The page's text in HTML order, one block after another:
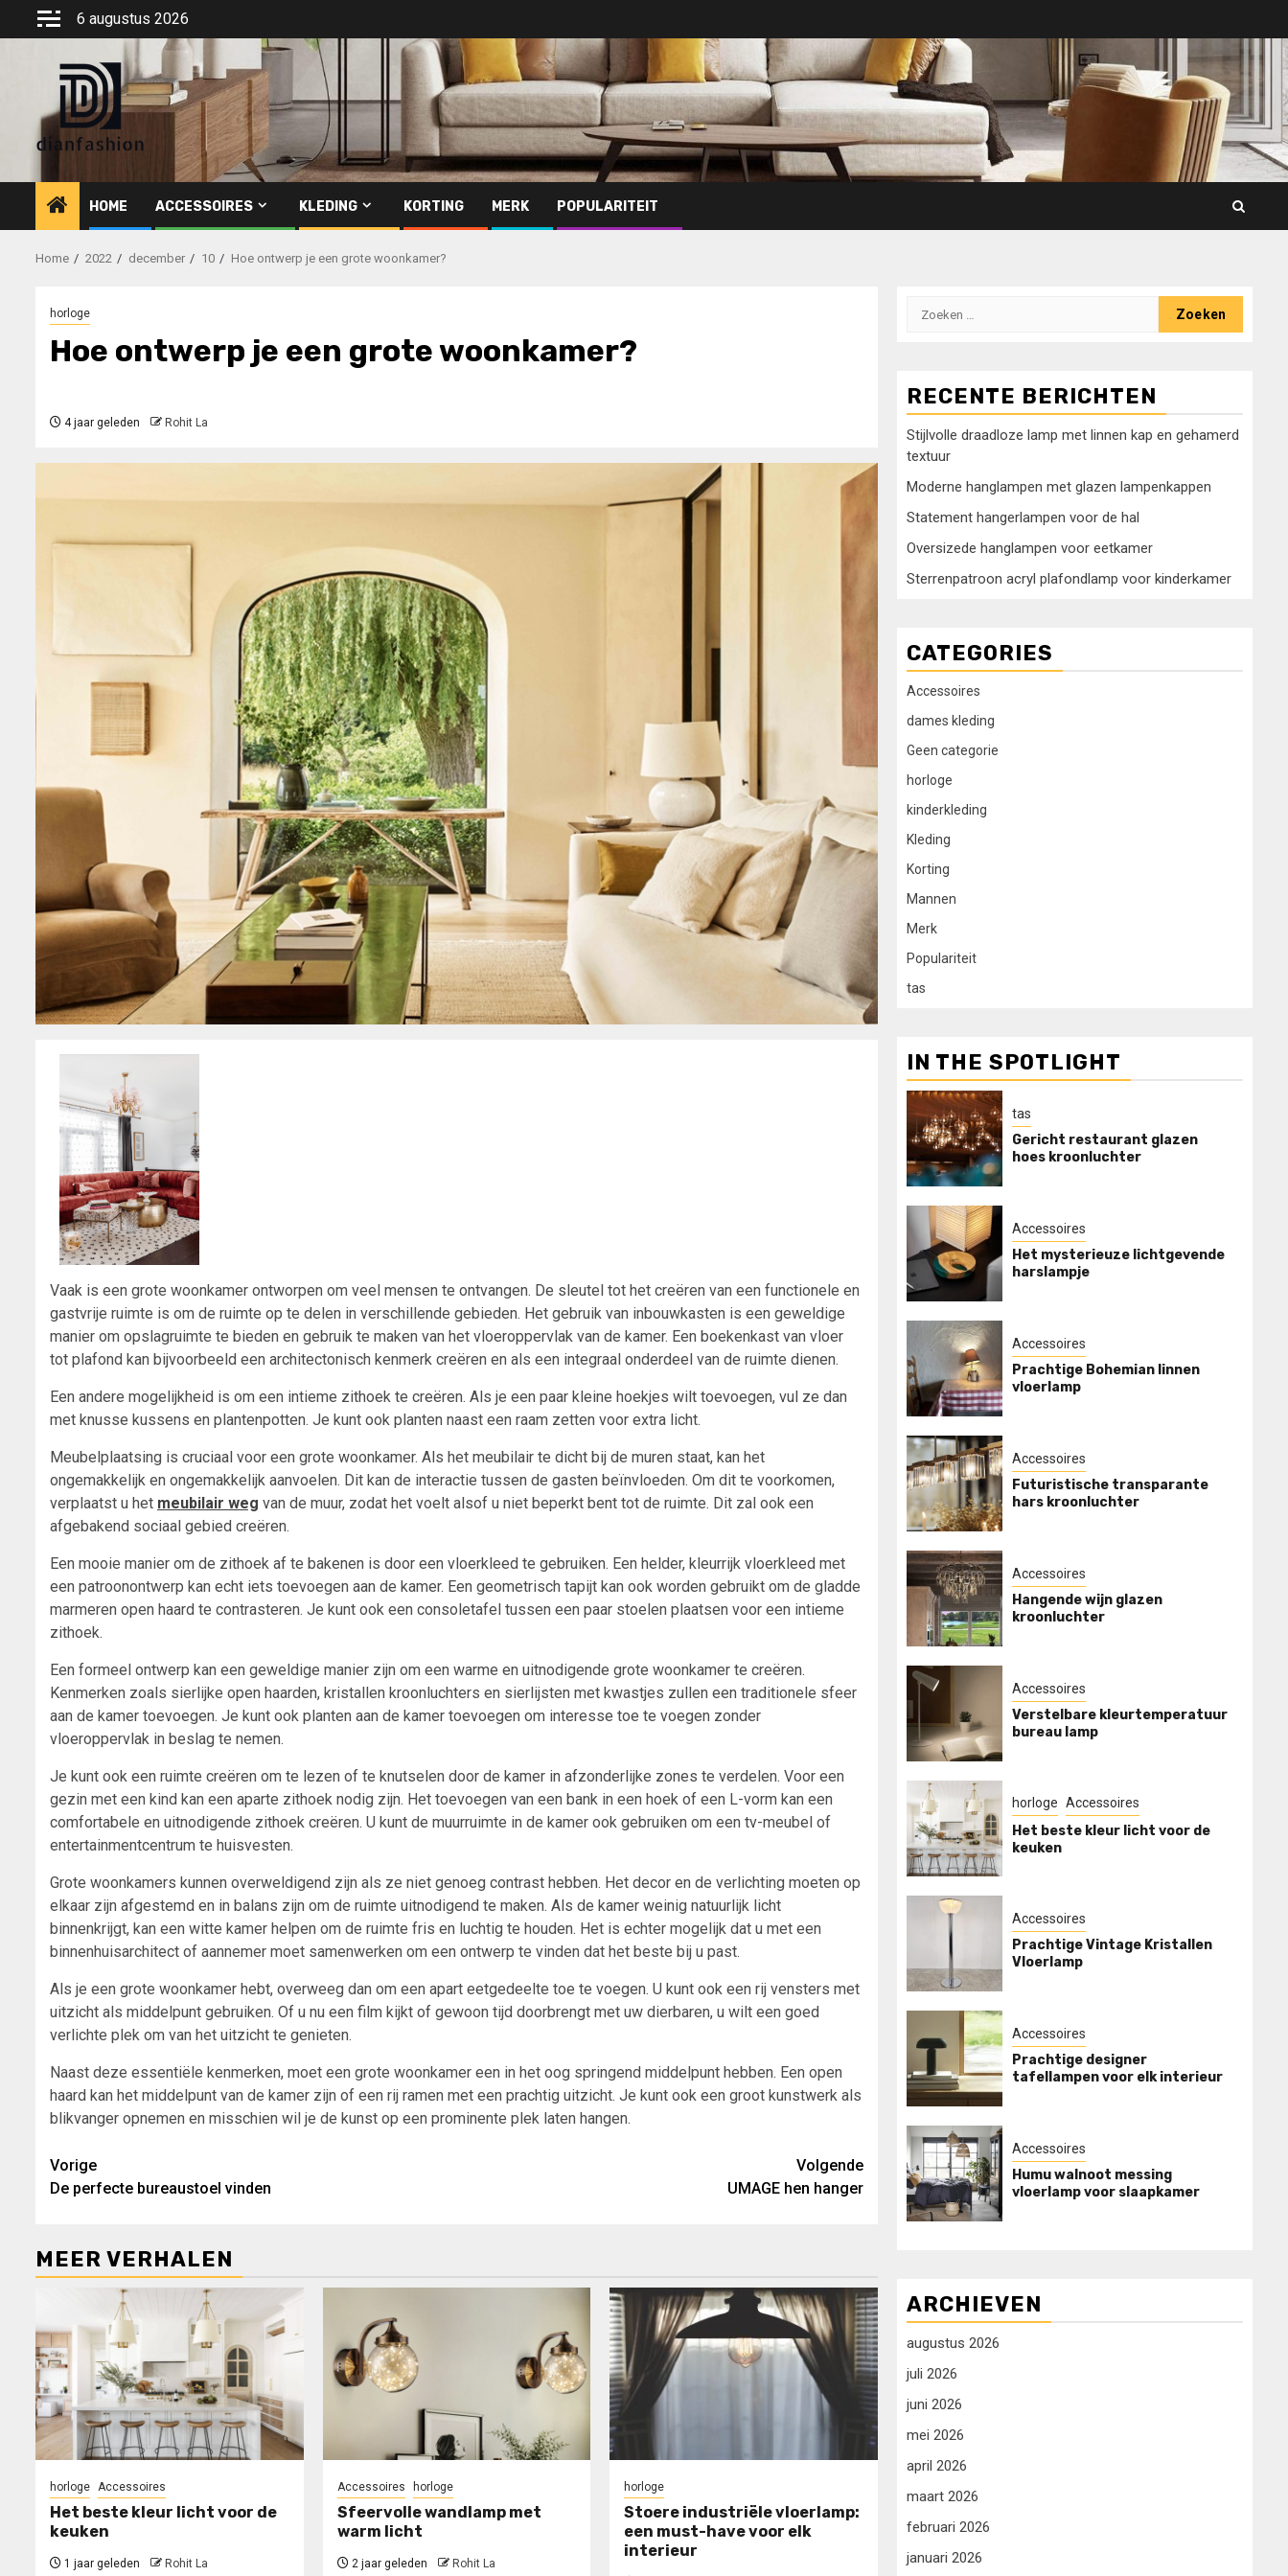
6 augustus 2026
HOME ACCESSOIRES KLEDING KORTING MERK POPULARITEIT
Home 2022 december 10 Hoe ontwerp je een grote woonkamer?
horloge
Hoe ontwerp je een grote woonkamer?
4 jaar geleden Rohit La
Vaak is een grote woonkamer ontworpen om veel mensen te ontvangen. De sleutel tot het creëren van een functionele en
gastvrije ruimte is om de ruimte op te delen in verschillende gebieden. Het gebruik van inbouwkasten is een geweldige
manier om opslagruimte te bieden en gebruik te maken van het vloeroppervlak van de kamer. Een boekenkast van vloer
tot plafond kan bijvoorbeeld een architectonisch kenmerk creëren en als een integraal onderdeel van de ruimte dienen.
Een andere mogelijkheid is om een intieme zithoek te creëren. Als je een paar kleine hoekjes wilt toevoegen, vul ze dan
met knusse kussens en plantenpotten. Je kunt ook planten naast een raam zetten voor extra licht.
Meubelplaatsing is cruciaal voor een grote woonkamer. Als het meubilair te dicht bij de muren staat, kan het
ongemakkelijk en ongemakkelijk aanvoelen. Dit kan de interactie tussen de gasten beïnvloeden. Om dit te voorkomen,
verplaatst u het meubilair weg van de muur, zodat het voelt alsof u niet beperkt bent tot de ruimte. Dit zal ook een
afgebakend sociaal gebied creëren.
Een mooie manier om de zithoek af te bakenen is door een vloerkleed te gebruiken. Een helder, kleurrijk vloerkleed met
een patroonontwerp kan echt iets toevoegen aan de kamer. Een geometrisch tapijt kan ook worden gebruikt om de gladde
marmeren open haard te contrasteren. Je kunt ook een consoletafel tussen een paar stoelen plaatsen voor een intieme
zithoek.
Een formeel ontwerp kan een geweldige manier zijn om een warme en uitnodigende grote woonkamer te creëren.
Kenmerken zoals sierlijke open haarden, kristallen kroonluchters en sierlijsten met kwastjes zullen een traditionele sfeer
aan de kamer toevoegen. Je kunt ook planten aan de kamer toevoegen om interesse toe te voegen zonder
vloeroppervlak in beslag te nemen.
Je kunt ook een ruimte creëren om te lezen of te knutselen door de kamer in afzonderlijke zones te verdelen. Voor een
gezin met een kind kan een aparte zithoek nodig zijn. Het toevoegen van een bank in een hoek of een L-vorm kan een
comfortabele en uitnodigende zithoek creëren. U kunt de muurruimte in de kamer ook gebruiken om een tv-meubel of
entertainmentcentrum te huisvesten.
Grote woonkamers kunnen overweldigend zijn als ze niet genoeg contrast hebben. Het decor en de verlichting moeten op
elkaar zijn afgestemd en in balans zijn om de ruimte uitnodigend te maken. Als de kamer weinig natuurlijk licht
binnenkrijgt, kan een witte kamer helpen om de ruimte fris en luchtig te houden. Het is echter mogelijk dat u met een
binnenhuisarchitect of aannemer moet samenwerken om een ontwerp te vinden dat het beste bij u past.
Als je een grote woonkamer hebt, overweeg dan om een apart eetgedeelte toe te voegen. U kunt ook een rij vensters met
uitzicht als middelpunt gebruiken. Of u nu een film kijkt of gewoon tijd doorbrengt met uw dierbaren, u wilt een goed
verlichte plek om van het uitzicht te genieten.
Naast deze essentiële kenmerken, moet een grote woonkamer een in het oog springend middelpunt hebben. Een open
haard kan het middelpunt van de kamer zijn of een rij ramen met een prachtig uitzicht. Je kunt ook een groot kunstwerk als
blikvanger opnemen en misschien wil je de kunst op een prominente plek laten hangen.
Bericht
navigatie
Vorige
De perfecte bureaustoel vinden
Volgende
UMAGE hen hanger
MEER VERHALEN
horloge Accessoires
Het beste kleur licht voor de
keuken
1 jaar geleden Rohit La
Accessoires horloge
Sfeervolle wandlamp met
warm licht
2 jaar geleden Rohit La
horloge
Stoere industriële vloerlamp:
een must-have voor elk
interieur
Zoeken
RECENTE BERICHTEN
Stijlvolle draadloze lamp met linnen kap en gehamerd
textuur
Moderne hanglampen met glazen lampenkappen
Statement hangerlampen voor de hal
Oversizede hanglampen voor eetkamer
Sterrenpatroon acryl plafondlamp voor kinderkamer
CATEGORIES
Accessoires
dames kleding
Geen categorie
horloge
kinderkleding
Kleding
Korting
Mannen
Merk
Populariteit
tas
IN THE SPOTLIGHT
tas
Gericht restaurant glazen
hoes kroonluchter
Accessoires
Het mysterieuze lichtgevende
harslampje
Accessoires
Prachtige Bohemian linnen
vloerlamp
Accessoires
Futuristische transparante
hars kroonluchter
Accessoires
Hangende wijn glazen
kroonluchter
Accessoires
Verstelbare kleurtemperatuur
bureau lamp
horloge Accessoires
Het beste kleur licht voor de
keuken
Accessoires
Prachtige Vintage Kristallen
Vloerlamp
Accessoires
Prachtige designer
tafellampen voor elk interieur
Accessoires
Humu walnoot messing
vloerlamp voor slaapkamer
ARCHIEVEN
augustus 2026
juli 2026
juni 2026
mei 2026
april 2026
maart 2026
februari 2026
januari 2026